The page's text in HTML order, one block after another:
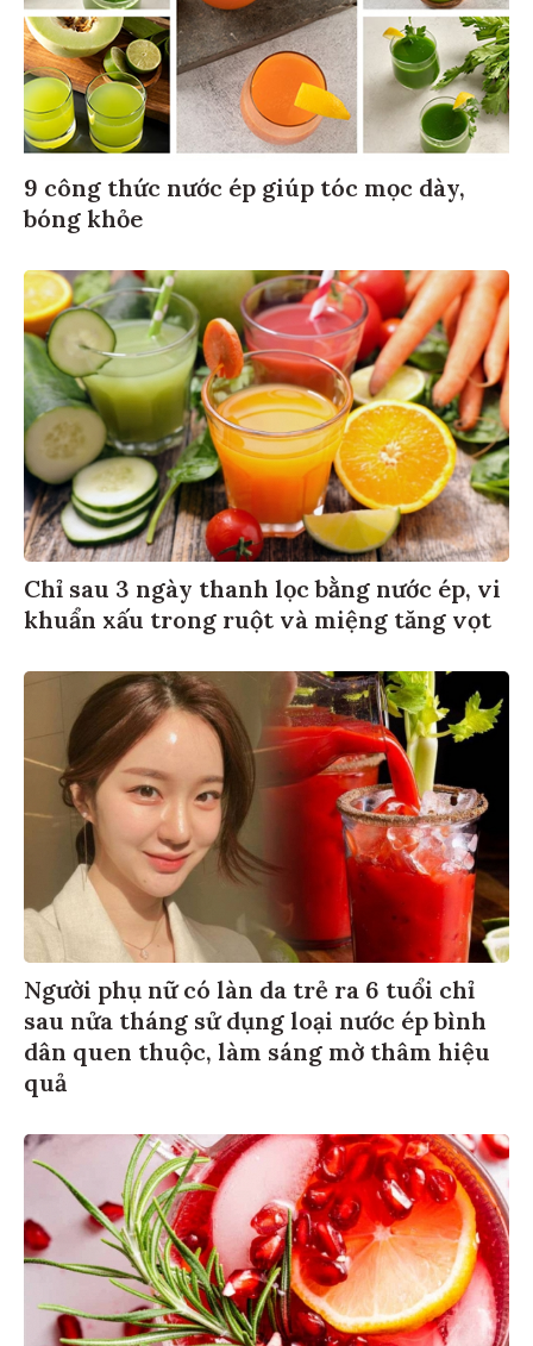
9 công thức nước ép giúp tóc mọc dày,
bóng khỏe
Chỉ sau 3 ngày thanh lọc bằng nước ép, vi
khuẩn xấu trong ruột và miệng tăng vọt
Người phụ nữ có làn da trẻ ra 6 tuổi chỉ
sau nửa tháng sử dụng loại nước ép bình
dân quen thuộc, làm sáng mờ thâm hiệu
quả